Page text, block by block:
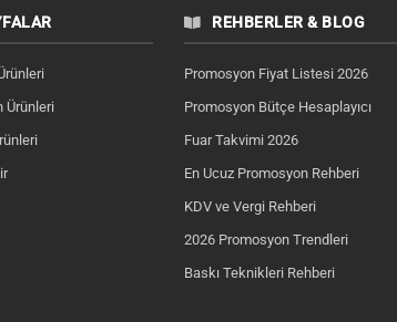
Ürünleri
REHBERLER & BLOG
Promosyon Fiyat Listesi 2026
Promosyon Bütçe Hesaplayıcı
Fuar Takvimi 2026
En Ucuz Promosyon Rehberi
KDV ve Vergi Rehberi
2026 Promosyon Trendleri
Baskı Teknikleri Rehberi